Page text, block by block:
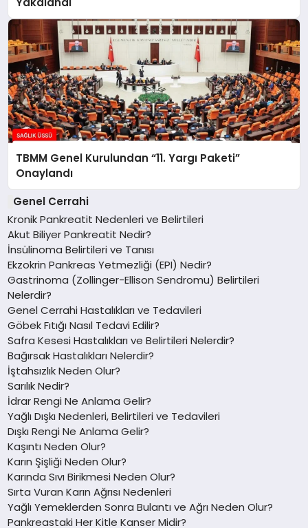
TBMM Genel Kurulundan “11. Yargı Paketi”
Onaylandı
Genel Cerrahi
Kronik Pankreatit Nedenleri ve Belirtileri
Akut Biliyer Pankreatit Nedir?
İnsülinoma Belirtileri ve Tanısı
Ekzokrin Pankreas Yetmezliği (EPI) Nedir?
Gastrinoma (Zollinger-Ellison Sendromu) Belirtileri
Nelerdir?
Genel Cerrahi Hastalıkları ve Tedavileri
Göbek Fıtığı Nasıl Tedavi Edilir?
Safra Kesesi Hastalıkları ve Belirtileri Nelerdir?
Bağırsak Hastalıkları Nelerdir?
İştahsızlık Neden Olur?
Sarılık Nedir?
İdrar Rengi Ne Anlama Gelir?
Yağlı Dışkı Nedenleri, Belirtileri ve Tedavileri
Dışkı Rengi Ne Anlama Gelir?
Kaşıntı Neden Olur?
Karın Şişliği Neden Olur?
Karında Sıvı Birikmesi Neden Olur?
Sırta Vuran Karın Ağrısı Nedenleri
Yağlı Yemeklerden Sonra Bulantı ve Ağrı Neden Olur?
Pankreastaki Her Kitle Kanser Midir?